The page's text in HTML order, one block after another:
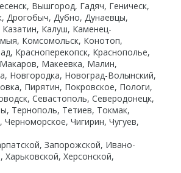
Вышгород, Гадяч, Геническ,
Дрогобыч, Дубно, Дунаевцы,
Калуш, Каменец-
Комсомольск, Конотоп,
Красноперекопск, Краснополье,
Макеевка, Малин,
Новоград-Волынский,
Пирятин, Покровское, Пологи,
Севастополь, Северодонецк,
Тернополь, Тетиев, Токмак,
Чигирин, Чугуев,
Запорожской, Ивано-
Херсонской,